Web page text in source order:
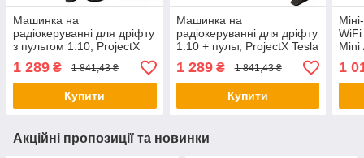
Машинка на
радіокеруванні для дріфту
з пультом 1:10, ProjectX
Nissan 350Z, Синій /
Іграшкова машинка з
повним приводом
1 289 ₴ 1 841,43 ₴
Купити
Машинка на
радіокеруванні для дріфту
1:10 + пульт, ProjectX Tesla
Cybertruck Pickup, Сірий /
Автомобіль на
радіокеруванні
1 289₴ 1 841,43 ₴
Купити
Mini
1
Акційні пропозиції та новинки